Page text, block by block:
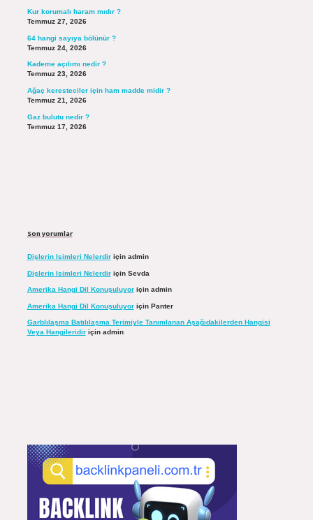
Kur korumalı haram mıdır ?
Temmuz 27, 2026
64 hangi sayıya bölünür ?
Temmuz 24, 2026
Kademe açılımı nedir ?
Temmuz 23, 2026
Ağaç keresteciler için ham madde midir ?
Temmuz 21, 2026
Gaz bulutu nedir ?
Temmuz 17, 2026
Son yorumlar
Dişlerin Isimleri Nelerdiriçin admin
Dişlerin Isimleri Nelerdiriçin Sevda
Amerika Hangi Dil Konuşuluyoriçin admin
Amerika Hangi Dil Konuşuluyoriçin Panter
Garblılaşma Batılılaşma Terimiyle Tanımlanan Aşağıdakilerden Hangisi
Veya Hangileridiriçin admin